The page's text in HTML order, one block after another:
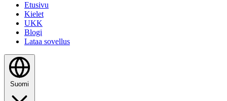
Etusivu
Kielet
UKK
Blogi
Lataa sovellus
Suomi